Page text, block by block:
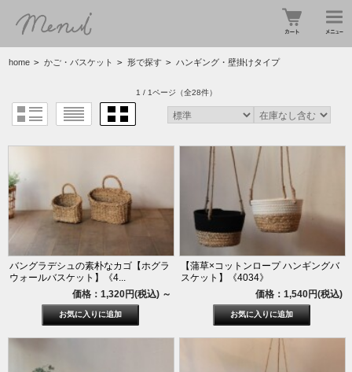
home > かご・バスケット > 形で探す > ハンギング・壁掛けタイプ
1 / 1ページ （全28件）
バングラデシュの素朴なカゴ【ホグラ
ウォールバスケット】《4...
価格：1,320円(税込) ～
【蒲草×コットンロープ ハンギングバ
スケット】《4034》
価格：1,540円(税込)